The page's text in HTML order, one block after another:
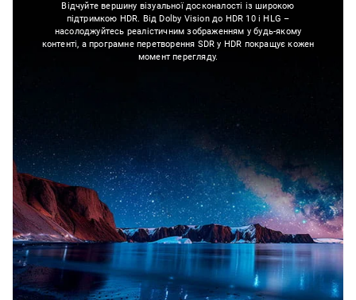
Відчуйте вершину візуальної досконалості із широкою
підтримкою HDR. Від Dolby Vision до HDR 10 і HLG –
насолоджуйтесь реалістичним зображенням у будь-якому
контенті, а програмне перетворення SDR у HDR покращує кожен
момент перегляду.